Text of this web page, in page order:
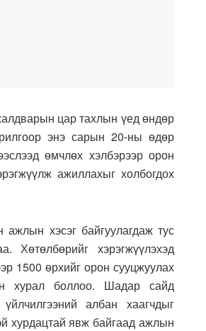
цар тахлын үед өндөр
энэ сарын 20-ны өдөр
өмчлөх хэлбэрээр орон
ажиллахыг холбогдох
хэсэг байгуулагдаж тус
Хөтөлбөрийг хэрэгжүүлэхэд
1500 өрхийг орон сууцжуулах
хурал боллоо. Шадар сайд
албан хаагчдыг
хурдацтай явж байгаад ажлын